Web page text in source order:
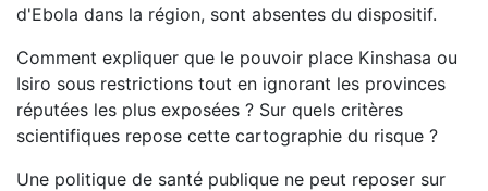
d'Ebola dans la région, sont absentes du dispositif.
Comment expliquer que le pouvoir place Kinshasa ou
Isiro sous restrictions tout en ignorant les provinces
réputées les plus exposées ? Sur quels critères
scientifiques repose cette cartographie du risque ?
Une politique de santé publique ne peut reposer sur